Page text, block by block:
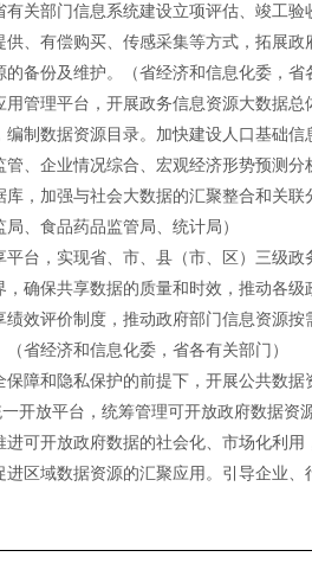
关部门信息系统建设立项评估、竣工
、有偿购买、传感采集等方式，拓展
备份及维护。（省经济和信息化委，省
管理平台，开展政务信息资源大数据
制数据资源目录。加快建设人口基础
、企业情况综合、宏观经济形势预测
，加强与社会大数据的汇聚整合和关
、食品药品监管局、统计局）
台，实现省、市、县（市、区）三级
确保共享数据的质量和时效，推动各
效评价制度，推动政府部门信息资源
省经济和信息化委，省各有关部门）
障和隐私保护的前提下，开展公共数
开放平台，统筹管理可开放政府数据
可开放政府数据的社会化、市场化利
区域数据资源的汇聚应用。引导企业